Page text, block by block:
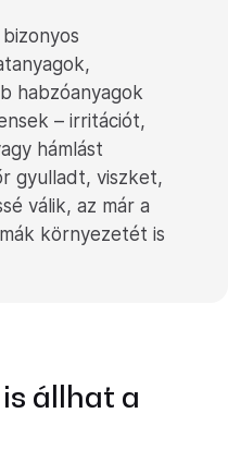
habzóanyagok
– irritációt,
hámlást
gyulladt, viszket,
válik, az már a
környezetét is
állhat a